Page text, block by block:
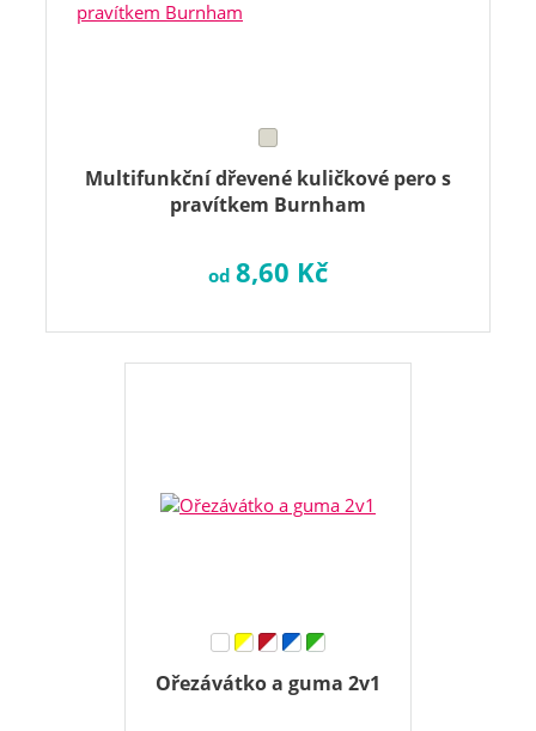
Multifunkční dřevené kuličkové pero s
pravítkem Burnham
od 8,60 Kč
Ořezávátko a guma 2v1